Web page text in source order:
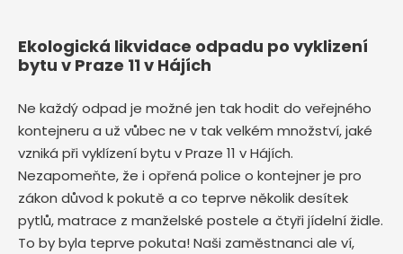
Ekologická likvidace odpadu po vyklizení
bytu v Praze 11 v Hájích
Ne každý odpad je možné jen tak hodit do veřejného
kontejneru a už vůbec ne v tak velkém množství, jaké
vzniká při vyklízení bytu v Praze 11 v Hájích.
Nezapomeňte, že i opřená police o kontejner je pro
zákon důvod k pokutě a co teprve několik desítek
pytlů, matrace z manželské postele a čtyři jídelní židle.
To by byla teprve pokuta! Naši zaměstnanci ale ví,